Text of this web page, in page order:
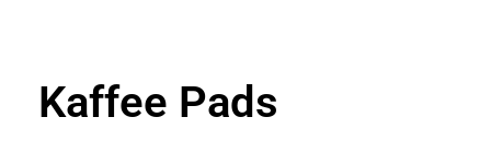
Kaffee Pads